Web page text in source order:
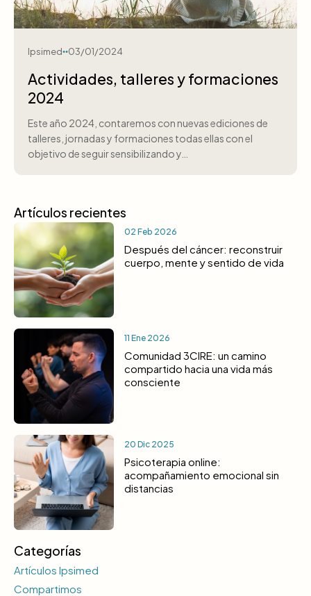
Ipsimed 03/01/2024
Actividades, talleres y formaciones
2024
Este año 2024, contaremos con nuevas ediciones de
talleres, jornadas y formaciones todas ellas con el
objetivo de seguir sensibilizando y…
Artículos recientes
02 Feb 2026
Después del cáncer: reconstruir
cuerpo, mente y sentido de vida
11 Ene 2026
Comunidad 3CIRE: un camino
compartido hacia una vida más
consciente
20 Dic 2025
Psicoterapia online:
acompañamiento emocional sin
distancias
Categorías
Artículos Ipsimed
Compartimos